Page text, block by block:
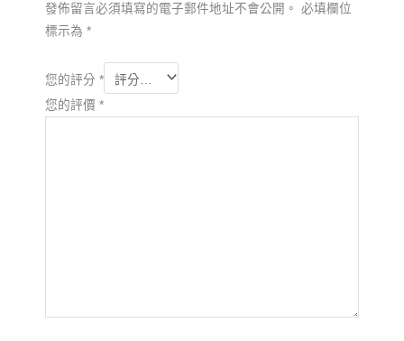
發佈留言必須填寫的電子郵件地址不會公開。
必填欄位
標示為*
您的評分*
您的評價*